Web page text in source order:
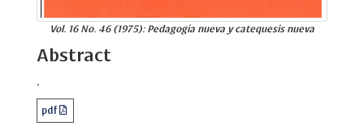
Vol. 16 No. 46 (1975): Pedagogía nueva y catequesis nueva
Abstract
.
pdf